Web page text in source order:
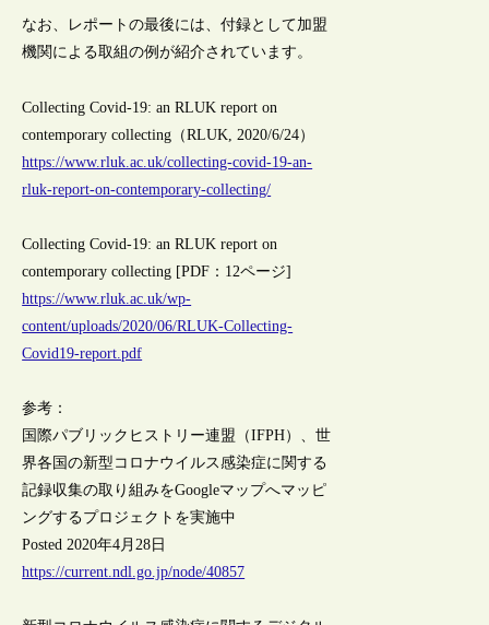
なお、レポートの最後には、付録として加盟
機関による取組の例が紹介されています。
Collecting Covid-19: an RLUK report on
contemporary collecting（RLUK, 2020/6/24）
https://www.rluk.ac.uk/collecting-covid-19-an-
rluk-report-on-contemporary-collecting/
Collecting Covid-19: an RLUK report on
contemporary collecting [PDF：12ページ]
https://www.rluk.ac.uk/wp-
content/uploads/2020/06/RLUK-Collecting-
Covid19-report.pdf
参考：
国際パブリックヒストリー連盟（IFPH）、世
界各国の新型コロナウイルス感染症に関する
記録収集の取り組みをGoogleマップへマッピ
ングするプロジェクトを実施中
Posted 2020年4月28日
https://current.ndl.go.jp/node/40857